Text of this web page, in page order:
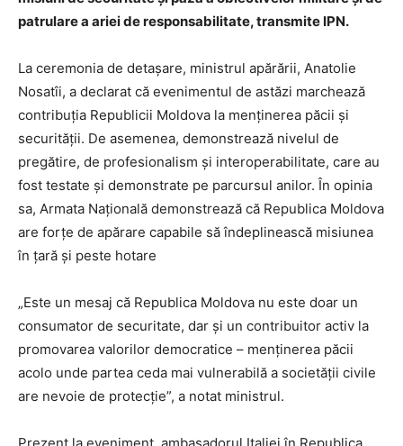
patrulare a ariei de responsabilitate, transmite IPN.
La ceremonia de detașare, ministrul apărării, Anatolie
Nosatîi, a declarat că evenimentul de astăzi marchează
contribuția Republicii Moldova la menținerea păcii și
securității. De asemenea, demonstrează nivelul de
pregătire, de profesionalism și interoperabilitate, care au
fost testate și demonstrate pe parcursul anilor. În opinia
sa, Armata Națională demonstrează că Republica Moldova
are forțe de apărare capabile să îndeplinească misiunea
în țară și peste hotare
„Este un mesaj că Republica Moldova nu este doar un
consumator de securitate, dar și un contribuitor activ la
promovarea valorilor democratice – menținerea păcii
acolo unde partea ceda mai vulnerabilă a societății civile
are nevoie de protecție”, a notat ministrul.